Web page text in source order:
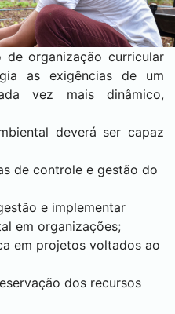
organização curricular
as exigências de um
vez mais dinâmico,
deverá ser capaz
de controle e gestão do
e implementar
em organizações;
em projetos voltados ao
dos recursos